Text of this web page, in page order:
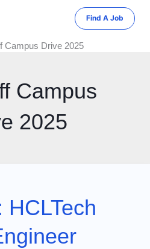
Find A Job
Campus Drive 2025
Campus
2025